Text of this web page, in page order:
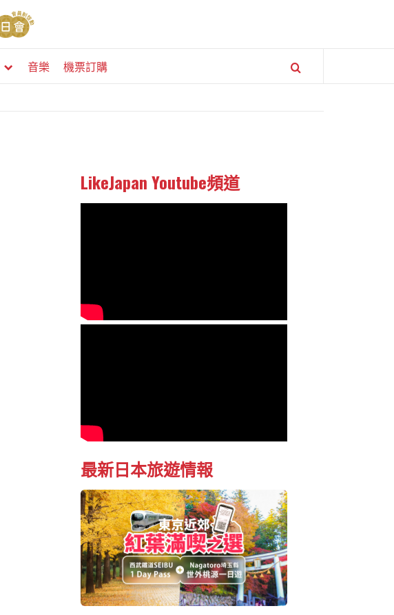
音樂 機票訂購
LikeJapan Youtube頻道
最新日本旅遊情報